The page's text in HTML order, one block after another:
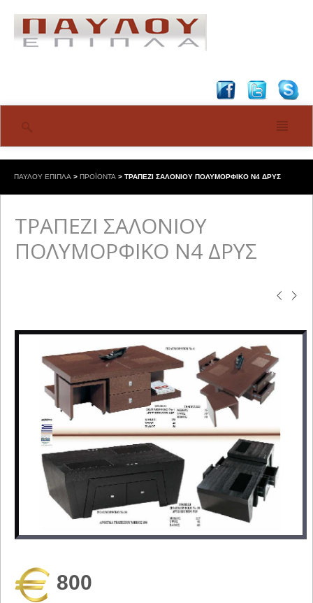
ΠΑΥΛΟΥ ΕΠΙΠΛΑ > ΠΡΟΪΟΝΤΑ > ΤΡΑΠΕΖΙ ΣΑΛΟΝΙΟΥ ΠΟΛΥΜΟΡΦΙΚΟ Ν4 ΔΡΥΣ
ΤΡΑΠΕΖΙ ΣΑΛΟΝΙΟΥ
ΠΟΛΥΜΟΡΦΙΚΟ Ν4 ΔΡΥΣ
800